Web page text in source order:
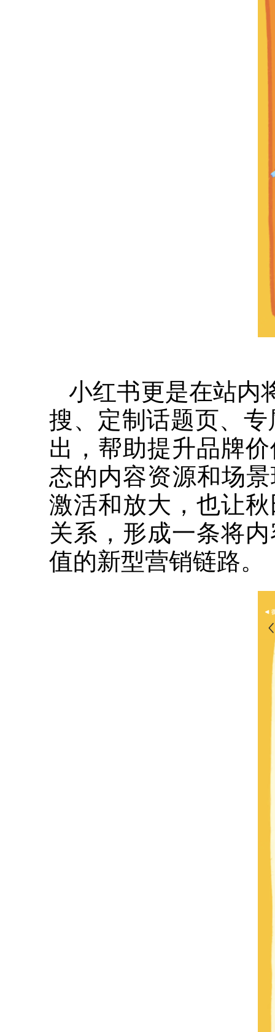
小红书更是在站内
搜、定制话题页、
出，帮助提升品牌
态的内容资源和场
激活和放大，也让
关系，形成一条将
值的新型营销链路。